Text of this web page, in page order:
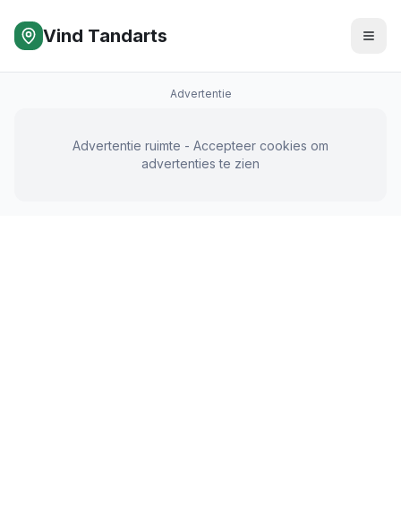
Vind Tandarts
Advertentie
Advertentie ruimte - Accepteer cookies om
advertenties te zien